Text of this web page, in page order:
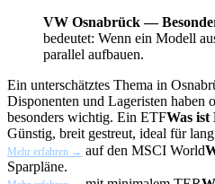
VW Osnabrück —
bedeutet: Wenn ein Modell
parallel aufbauen.
Ein unterschätztes Thema in
Disponenten und Lageristen haben
besonders wichtig. Ein ETFWas ist
Günstig, breit gestreut, ideal für
Mehr erfahren → auf den MSCI World
Sparpläne.